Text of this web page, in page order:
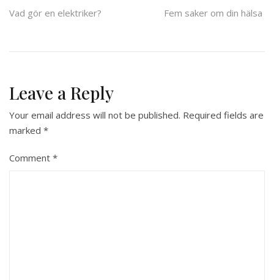
Post
Vad gör en elektriker? Fem saker om din hälsa
Leave a Reply
Your email address will not be published. Required fields are
marked *
Comment *